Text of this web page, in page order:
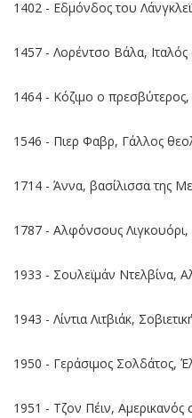
1402 - Εδμόνδος του
1457 - Λορέντσο Βάλα,
1464 - Κόζιμο ο πρεσβύτερος,
1546 - Πιερ Φαβρ, Γάλλος
1714 - Άννα, βασίλισσα της
1787 - Αλφόνσους Λιγκουόρι,
1933 - Σουλεϊμάν Ντελβίνα,
1943 - Λίντια Λιτβιάκ,
1950 - Γεράσιμος Σολδάτος,
1951 - Τζον Πέιν, Αμερικανός